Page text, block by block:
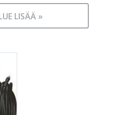
LISÄÄ »